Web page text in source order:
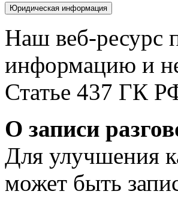
Юридическая информация
Наш веб-ресурс
информацию и
Статье 437 ГК
О записи
Для улучшения
может быть